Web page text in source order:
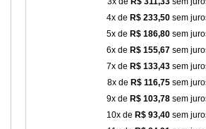
4x de R$ 233,50 sem
5x de R$ 186,80 sem
6x de R$ 155,67 sem
7x de R$ 133,43 sem
8x de R$ 116,75sem
9x de R$ 103,78 sem
10x de R$ 93,40 sem